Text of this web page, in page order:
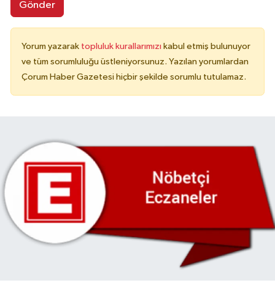
Gönder
Yorum yazarak topluluk kurallarımızı kabul etmiş bulunuyor
ve tüm sorumluluğu üstleniyorsunuz. Yazılan yorumlardan
Çorum Haber Gazetesi hiçbir şekilde sorumlu tutulamaz.